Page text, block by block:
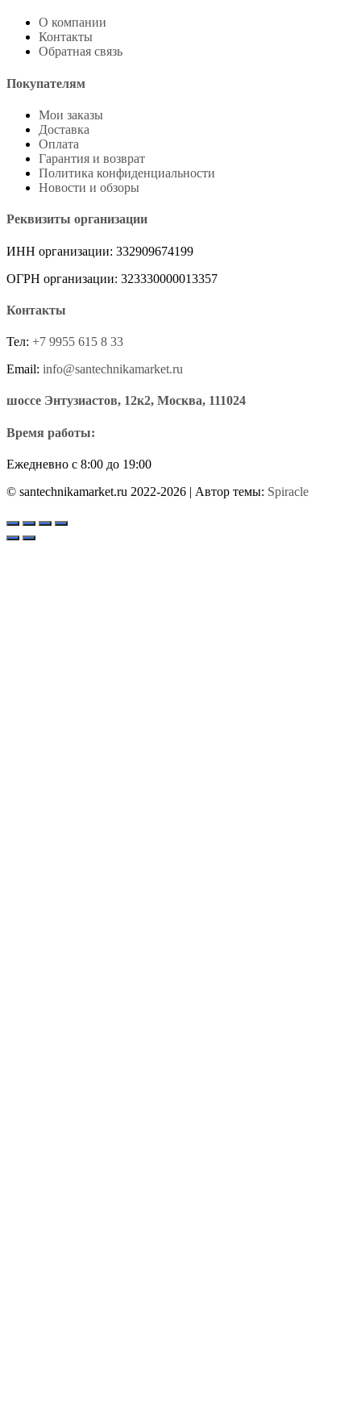
О компании
Контакты
Обратная связь
Покупателям
Мои заказы
Доставка
Оплата
Гарантия и возврат
Политика конфиденциальности
Новости и обзоры
Реквизиты организации
ИНН организации: 332909674199
ОГРН организации: 323330000013357
Контакты
Тел: +7 9955 615 8 33
Email: info@santechnikamarket.ru
шоссе Энтузиастов, 12к2, Москва, 111024
Время работы:
Ежедневно с 8:00 до 19:00
© santechnikamarket.ru 2022-2026 | Автор темы: Spiracle